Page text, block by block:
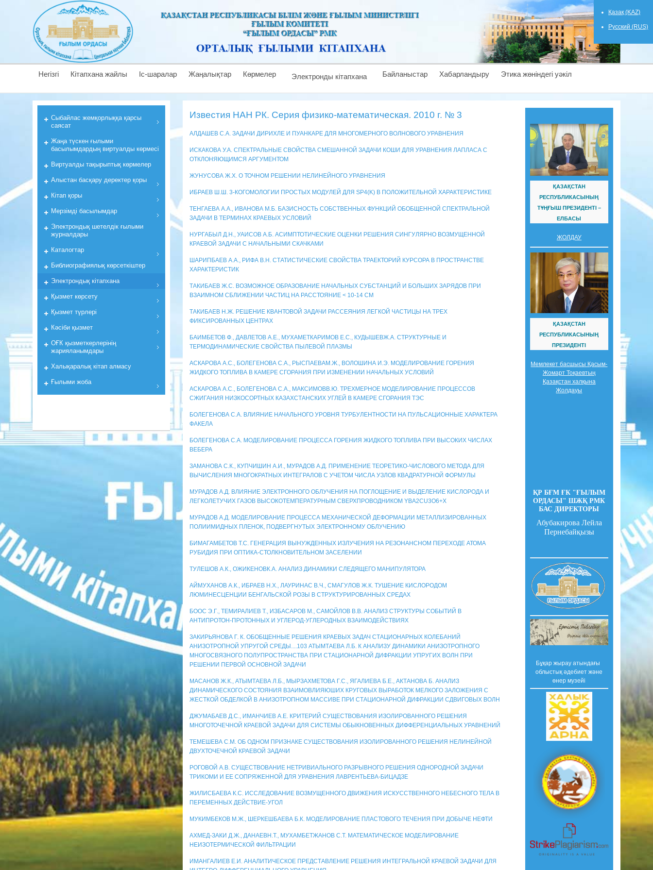
Қазақ (KAZ)
Русский (RUS)
Негізгі Кітапхана жайлы Іс-шаралар Жаңалықтар Көрмелер Электронды кітапхана Байланыстар Хабарландыру Этика жөніндегі уәкіл
Известия НАН РК. Серия физико-математическая. 2010 г. № 3
АЛДАШЕВ С.А. ЗАДАЧИ ДИРИХЛЕ И ПУАНКАРЕ ДЛЯ МНОГОМЕРНОГО ВОЛНОВОГО УРАВНЕНИЯ
ИСКАКОВА У.А. СПЕКТРАЛЬНЫЕ СВОЙСТВА СМЕШАННОЙ ЗАДАЧИ КОШИ ДЛЯ УРАВНЕНИЯ ЛАПЛАСА С
ОТКЛОНЯЮЩИМСЯ АРГУМЕНТОМ
ЖУНУСОВА Ж.Х. О ТОЧНОМ РЕШЕНИИ НЕЛИНЕЙНОГО УРАВНЕНИЯ
ИБРАЕВ Ш.Ш. 3-КОГОМОЛОГИИ ПРОСТЫХ МОДУЛЕЙ ДЛЯ SP4(K) В ПОЛОЖИТЕЛЬНОЙ ХАРАКТЕРИСТИКЕ
ТЕНГАЕВА А.А., ИВАНОВА М.Б. БАЗИСНОСТЬ СОБСТВЕННЫХ ФУНКЦИЙ ОБОБЩЕННОЙ СПЕКТРАЛЬНОЙ
ЗАДАЧИ В ТЕРМИНАХ КРАЕВЫХ УСЛОВИЙ
НУРГАБЫЛ Д.Н., УАИСОВ А.Б. АСИМПТОТИЧЕСКИЕ ОЦЕНКИ РЕШЕНИЯ СИНГУЛЯРНО ВОЗМУЩЕННОЙ
КРАЕВОЙ ЗАДАЧИ С НАЧАЛЬНЫМИ СКАЧКАМИ
ШАРИПБАЕВ А.А., РИФА В.Н. СТАТИСТИЧЕСКИЕ СВОЙСТВА ТРАЕКТОРИЙ КУРСОРА В ПРОСТРАНСТВЕ
ХАРАКТЕРИСТИК
ТАКИБАЕВ Ж.С. ВОЗМОЖНОЕ ОБРАЗОВАНИЕ НАЧАЛЬНЫХ СУБСТАНЦИЙ И БОЛЬШИХ ЗАРЯДОВ ПРИ
ВЗАИМНОМ СБЛИЖЕНИИ ЧАСТИЦ НА РАССТОЯНИЕ < 10-14 СМ
ТАКИБАЕВ Н.Ж. РЕШЕНИЕ КВАНТОВОЙ ЗАДАЧИ РАССЕЯНИЯ ЛЕГКОЙ ЧАСТИЦЫ НА ТРЕХ
ФИКСИРОВАННЫХ ЦЕНТРАХ
БАИМБЕТОВ Ф., ДАВЛЕТОВ А.Е., МУХАМЕТКАРИМОВ Е.С., КУДЫШЕВЖ.А. СТРУКТУРНЫЕ И
ТЕРМОДИНАМИЧЕСКИЕ СВОЙСТВА ПЫЛЕВОЙ ПЛАЗМЫ
АСКАРОВА А.С., БОЛЕГЕНОВА С.А., РЫСПАЕВАМ.Ж., ВОЛОШИНА И.Э. МОДЕЛИРОВАНИЕ ГОРЕНИЯ
ЖИДКОГО ТОПЛИВА В КАМЕРЕ СГОРАНИЯ ПРИ ИЗМЕНЕНИИ НАЧАЛЬНЫХ УСЛОВИЙ
АСКАРОВА А.С., БОЛЕГЕНОВА С.А., МАКСИМОВВ.Ю. ТРЕХМЕРНОЕ МОДЕЛИРОВАНИЕ ПРОЦЕССОВ
СЖИГАНИЯ НИЗКОСОРТНЫХ КАЗАХСТАНСКИХ УГЛЕЙ В КАМЕРЕ СГОРАНИЯ ТЭС
БОЛЕГЕНОВА С.А. ВЛИЯНИЕ НАЧАЛЬНОГО УРОВНЯ ТУРБУЛЕНТНОСТИ НА ПУЛЬСАЦИОННЫЕ ХАРАКТЕРА
ФАКЕЛА
БОЛЕГЕНОВА С.А. МОДЕЛИРОВАНИЕ ПРОЦЕССА ГОРЕНИЯ ЖИДКОГО ТОПЛИВА ПРИ ВЫСОКИХ ЧИСЛАХ
ВЕБЕРА
ЗАМАНОВА С.К., КУПЧИШИН А.И., МУРАДОВ А.Д. ПРИМЕНЕНИЕ ТЕОРЕТИКО-ЧИСЛОВОГО МЕТОДА ДЛЯ
ВЫЧИСЛЕНИЯ МНОГОКРАТНЫХ ИНТЕГРАЛОВ С УЧЕТОМ ЧИСЛА УЗЛОВ КВАДРАТУРНОЙ ФОРМУЛЫ
МУРАДОВ А.Д. ВЛИЯНИЕ ЭЛЕКТРОННОГО ОБЛУЧЕНИЯ НА ПОГЛОЩЕНИЕ И ВЫДЕЛЕНИЕ КИСЛОРОДА И
ЛЕГКОЛЕТУЧИХ ГАЗОВ ВЫСОКОТЕМПЕРАТУРНЫМ СВЕРХПРОВОДНИКОМ YBA2CU3O6+X
МУРАДОВ А.Д. МОДЕЛИРОВАНИЕ ПРОЦЕССА МЕХАНИЧЕСКОЙ ДЕФОРМАЦИИ МЕТАЛЛИЗИРОВАННЫХ
ПОЛИИМИДНЫХ ПЛЕНОК, ПОДВЕРГНУТЫХ ЭЛЕКТРОННОМУ ОБЛУЧЕНИЮ
БИМАГАМБЕТОВ Т.С. ГЕНЕРАЦИЯ ВЫНУЖДЕННЫХ ИЗЛУЧЕНИЯ НА РЕЗОНАНСНОМ ПЕРЕХОДЕ АТОМА
РУБИДИЯ ПРИ ОПТИКА-СТОЛКНОВИТЕЛЬНОМ ЗАСЕЛЕНИИ
ТУЛЕШОВ А.К., ОЖИКЕНОВК.А. АНАЛИЗ ДИНАМИКИ СЛЕДЯЩЕГО МАНИПУЛЯТОРА
АЙМУХАНОВ А.К., ИБРАЕВ Н.Х., ЛАУРИНАС В.Ч., СМАГУЛОВ Ж.К. ТУШЕНИЕ КИСЛОРОДОМ
ЛЮМИНЕСЦЕНЦИИ БЕНГАЛЬСКОЙ РОЗЫ В СТРУКТУРИРОВАННЫХ СРЕДАХ
БООС Э.Г., ТЕМИРАЛИЕВ Т., ИЗБАСАРОВ М., САМОЙЛОВ В.В. АНАЛИЗ СТРУКТУРЫ СОБЫТИЙ В
АНТИПРОТОН-ПРОТОННЫХ И УГЛЕРОД-УГЛЕРОДНЫХ ВЗАИМОДЕЙСТВИЯХ
ЗАКИРЬЯНОВА Г. К. ОБОБЩЕННЫЕ РЕШЕНИЯ КРАЕВЫХ ЗАДАЧ СТАЦИОНАРНЫХ КОЛЕБАНИЙ
АНИЗОТРОПНОЙ УПРУГОЙ СРЕДЫ....103 АТЫМТАЕВА Л.Б. К АНАЛИЗУ ДИНАМИКИ АНИЗОТРОПНОГО
МНОГОСВЯЗНОГО ПОЛУПРОСТРАНСТВА ПРИ СТАЦИОНАРНОЙ ДИФРАКЦИИ УПРУГИХ ВОЛН ПРИ
РЕШЕНИИ ПЕРВОЙ ОСНОВНОЙ ЗАДАЧИ
МАСАНОВ Ж.К., АТЫМТАЕВА Л.Б., МЫРЗАХМЕТОВА Г.С., ЯГАЛИЕВА Б.Е., АКТАНОВА Б. АНАЛИЗ
ДИНАМИЧЕСКОГО СОСТОЯНИЯ ВЗАИМОВЛИЯЮШИХ КРУГОВЫХ ВЫРАБОТОК МЕЛКОГО ЗАЛОЖЕНИЯ С
ЖЕСТКОЙ ОБДЕЛКОЙ В АНИЗОТРОПНОМ МАССИВЕ ПРИ СТАЦИОНАРНОЙ ДИФРАКЦИИ СДВИГОВЫХ ВОЛН
ДЖУМАБАЕВ Д.С., ИМАНЧИЕВ А.Е. КРИТЕРИЙ СУЩЕСТВОВАНИЯ ИЗОЛИРОВАННОГО РЕШЕНИЯ
МНОГОТОЧЕЧНОЙ КРАЕВОЙ ЗАДАЧИ ДЛЯ СИСТЕМЫ ОБЫКНОВЕННЫХ ДИФФЕРЕНЦИАЛЬНЫХ УРАВНЕНИЙ
ТЕМЕШЕВА С.М. ОБ ОДНОМ ПРИЗНАКЕ СУЩЕСТВОВАНИЯ ИЗОЛИРОВАННОГО РЕШЕНИЯ НЕЛИНЕЙНОЙ
ДВУХТОЧЕЧНОЙ КРАЕВОЙ ЗАДАЧИ
РОГОВОЙ А.В. СУЩЕСТВОВАНИЕ НЕТРИВИАЛЬНОГО РАЗРЫВНОГО РЕШЕНИЯ ОДНОРОДНОЙ ЗАДАЧИ
ТРИКОМИ И ЕЕ СОПРЯЖЕННОЙ ДЛЯ УРАВНЕНИЯ ЛАВРЕНТЬЕВА-БИЦАДЗЕ
ЖИЛИСБАЕВА К.С. ИССЛЕДОВАНИЕ ВОЗМУЩЕННОГО ДВИЖЕНИЯ ИСКУССТВЕННОГО НЕБЕСНОГО ТЕЛА В
ПЕРЕМЕННЫХ ДЕЙСТВИЕ-УГОЛ
МУКИМБЕКОВ М.Ж., ШЕРКЕШБАЕВА Б.К. МОДЕЛИРОВАНИЕ ПЛАСТОВОГО ТЕЧЕНИЯ ПРИ ДОБЫЧЕ НЕФТИ
АХМЕД-ЗАКИ Д.Ж., ДАНАЕВН.Т., МУХАМБЕТЖАНОВ С.Т. МАТЕМАТИЧЕСКОЕ МОДЕЛИРОВАНИЕ
НЕИЗОТЕРМИЧЕСКОЙ ФИЛЬТРАЦИИ
ИМАНГАЛИЕВ Е.И. АНАЛИТИЧЕСКОЕ ПРЕДСТАВЛЕНИЕ РЕШЕНИЯ ИНТЕГРАЛЬНОЙ КРАЕВОЙ ЗАДАЧИ ДЛЯ
ҚАЗАҚСТАН
РЕСПУБЛИКАСЫНЫҢ
ТҰҢҒЫШ ПРЕЗИДЕНТІ –
ЕЛБАСЫ
ЖОЛДАУ
ҚАЗАҚСТАН
РЕСПУБЛИКАСЫНЫҢ
ПРЕЗИДЕНТІ
Мемлекет басшысы Қасым-
Жомарт Тоқаевтың
Қазақстан халқына
Жолдауы
ҚР БҒМ ҒК "ҒЫЛЫМ
ОРДАСЫ" ШЖҚ РМК
БАС ДИРЕКТОРЫ
Абубакирова Лейла
Пернебайқызы
Бұқар жырау атындағы
облыстық әдебиет және
өнер музейі
Cыбайлас жемқорлыққа қарсы
саясат
Жаңа түскен ғылыми
басылымдардың виртуалды көрмесі
Виртуалды тақырыптық көрмелер
Алыстан басқару деректер қоры
Кiтап қоры
Мерзiмдi басылымдар
Электрондық шетелдік ғылыми
журналдары
Каталогтар
Библиографиялық көрсеткiштер
Электрондық кiтапхана
Қызмет көрсету
Қызмет түрлері
Кәсіби қызмет
ОҒК қызметкерлерiнiң
жарияланымдары
Халықаралық кітап алмасу
Ғылыми жоба